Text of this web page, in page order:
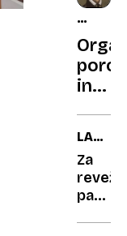
in
LA
Za
reveže
pa